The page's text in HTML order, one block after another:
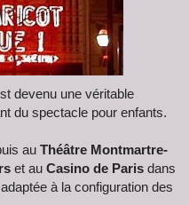
devenu une véritable
du spectacle pour enfants.
au Théâtre Montmartre-
et au Casino de Paris dans
à la configuration des